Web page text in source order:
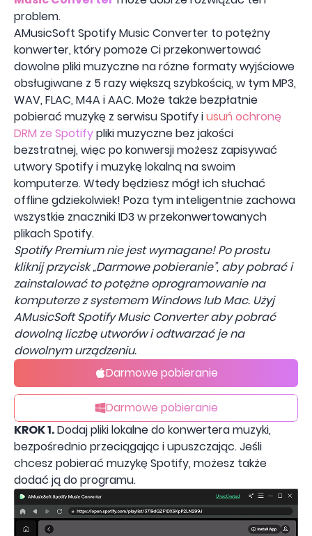
problem.
AMusicSoft Spotify Music Converter to potężny
konwerter, który pomoże Ci przekonwertować
dowolne pliki muzyczne na różne formaty wyjściowe
obsługiwane z 5 razy większą szybkością, w tym MP3,
WAV, FLAC, M4A i AAC. Może także bezpłatnie
pobierać muzykę z serwisu Spotify iusuń ochronę
DRM ze Spotifypliki muzyczne bez jakości
bezstratnej, więc po konwersji możesz zapisywać
utwory Spotify i muzykę lokalną na swoim
komputerze. Wtedy będziesz mógł ich słuchać
offline gdziekolwiek! Poza tym inteligentnie zachowa
wszystkie znaczniki ID3 w przekonwertowanych
plikach Spotify.
Spotify Premium nie jest wymagane! Po prostu
kliknij przycisk „Darmowe pobieranie”, aby pobrać i
zainstalować to potężne oprogramowanie na
komputerze z systemem Windows lub Mac. Użyj
AMusicSoft Spotify Music Converter aby pobrać
dowolną liczbę utworów i odtwarzać je na
dowolnym urządzeniu.
Darmowe pobieranie
Darmowe pobieranie
KROK 1.Dodaj pliki lokalne do konwertera muzyki,
bezpośrednio przeciągając i upuszczając. Jeśli
chcesz pobierać muzykę Spotify, możesz także
dodać ją do programu.